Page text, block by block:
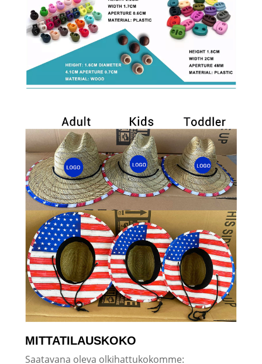
MITTATILAUSKOKO
Saatavana oleva olkihattukokomme: